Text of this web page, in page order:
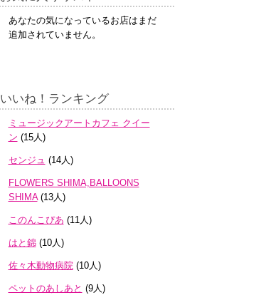
あなたの気になっているお店はまだ
追加されていません。
いいね！ランキング
ミュージックアートカフェ クイー
ン (15人)
センジュ (14人)
FLOWERS SHIMA,BALLOONS
SHIMA(13人)
このんこぴあ (11人)
はと錦(10人)
佐々木動物病院(10人)
ペットのあしあと (9人)